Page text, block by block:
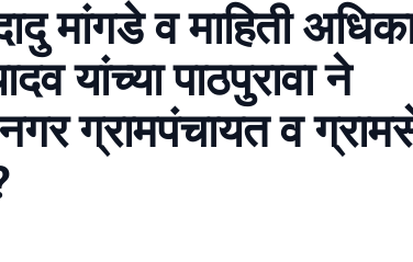
मांगडे व माहिती
यांच्या पाठपुरावा ने
ग्रामपंचायत व